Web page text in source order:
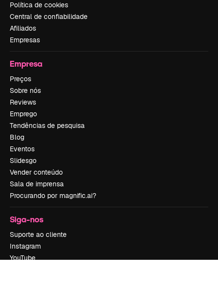
Política de cookies
Central de confiabilidade
Afiliados
Empresas
Empresa
Preços
Sobre nós
Reviews
Emprego
Tendências de pesquisa
Blog
Eventos
Slidesgo
Vender conteúdo
Sala de imprensa
Procurando por magnific.ai?
Siga-nos
Suporte ao cliente
Instagram
YouTube